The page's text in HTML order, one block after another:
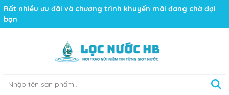
Rất nhiều ưu đãi và chương trình khuyến mãi đang chờ đợi
bạn